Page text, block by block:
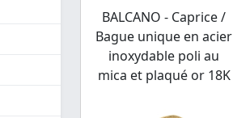
BALCANO - Caprice /
Bague unique en acier
inoxydable poli au
mica et plaqué or 18K